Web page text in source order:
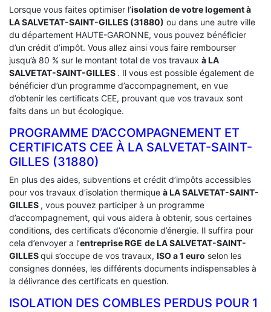
Lorsque vous faites optimiser l’isolation de votre logement à
LA SALVETAT-SAINT-GILLES (31880) ou dans une autre ville
du département HAUTE-GARONNE, vous pouvez bénéficier
d’un crédit d’impôt. Vous allez ainsi vous faire rembourser
jusqu’à 80 % sur le montant total de vos travaux à LA
SALVETAT-SAINT-GILLES . Il vous est possible également de
bénéficier d’un programme d’accompagnement, en vue
d’obtenir les certificats CEE, prouvant que vos travaux sont
faits dans un but écologique.
PROGRAMME D’ACCOMPAGNEMENT ET
CERTIFICATS CEE À ‎LA SALVETAT-SAINT-
GILLES (31880)
En plus des aides, subventions et crédit d’impôts accessibles
pour vos travaux d’isolation thermique à LA SALVETAT-SAINT-
GILLES , vous pouvez participer à un programme
d’accompagnement, qui vous aidera à obtenir, sous certaines
conditions, des certificats d’économie d’énergie. Il suffira pour
cela d’envoyer a l’entreprise RGE de LA SALVETAT-SAINT-
GILLESqui s’occupe de vos travaux, ISO a 1 euro selon les
consignes données, les différents documents indispensables à
la délivrance des certificats en question.
ISOLATION DES COMBLES PERDUS POUR 1